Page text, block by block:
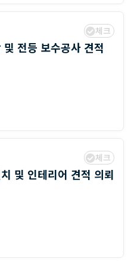
체크
전등 보수공사 견적
체크
및 인테리어 견적 의뢰